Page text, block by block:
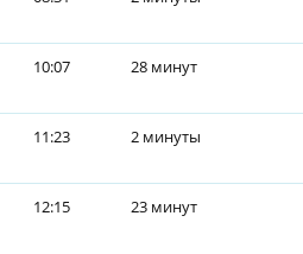
10:07 28 минут
11:23 2 минуты
12:15 23 минут